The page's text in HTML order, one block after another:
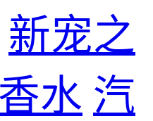
新宠之
水 汽